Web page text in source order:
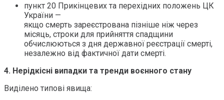
пункт 20 Прикінцевих та перехідних положень ЦК
України —
якщо смерть зареєстрована пізніше ніж через
місяць, строки для прийняття спадщини
обчислюються з дня державної реєстрації смерті,
незалежно від фактичної дати смерті.
4. Нерідкісні випадки та тренди воєнного стану
Виділено типові явища: